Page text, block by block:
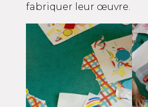
fabriquer leur œuvre.